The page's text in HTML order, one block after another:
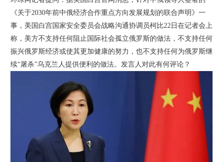
《关于2030年前中俄经济合作重点方向发展规划的联合声明》一
事，美国白宫国家安全委员会战略沟通协调员柯比22日在记者会上
称，美方不支持任何阻止国际社会孤立俄罗斯的做法，不支持任何
振兴俄罗斯经济或使其更加健康的努力，也不支持任何为俄罗斯继
续“屠杀”乌克兰人提供便利的做法。发言人对此有何评论？